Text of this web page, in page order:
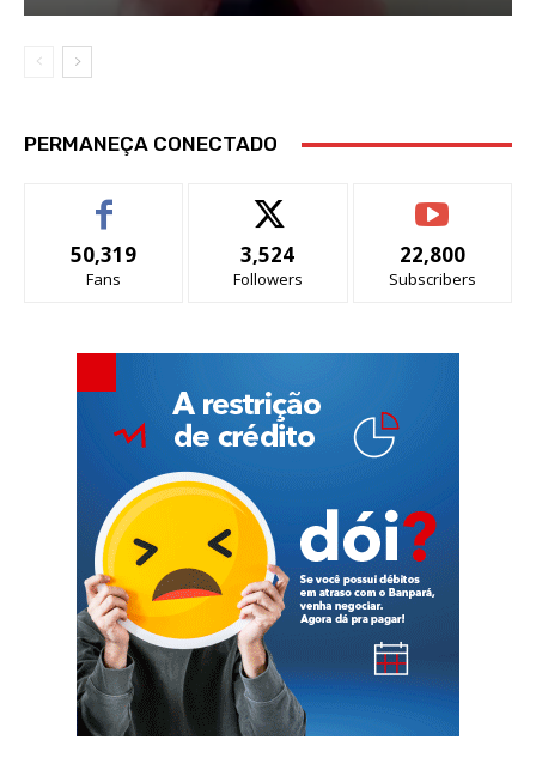
PERMANEÇA CONECTADO
50,319
Fans
3,524
Followers
22,800
Subscribers